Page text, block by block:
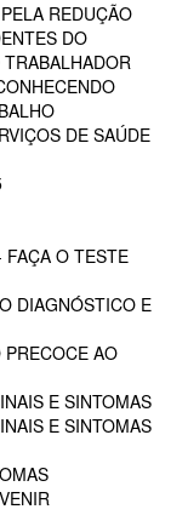
REDUÇÃO
DO
DE SAÚDE
FAÇA O TESTE
DIAGNÓSTICO E
AO
E SINTOMAS
E SINTOMAS